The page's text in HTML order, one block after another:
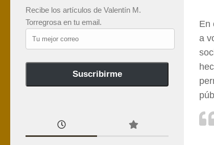
En
a
Recibe los artículos de Valentín M.
Torregrosa en tu email.
Tu
mejor
Suscribirme